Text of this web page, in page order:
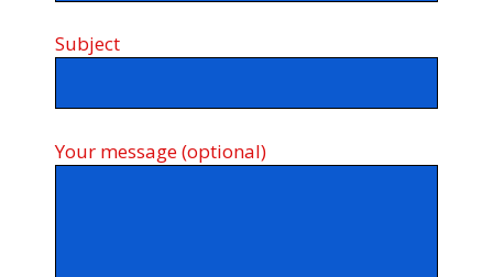
Subject
Your message (optional)